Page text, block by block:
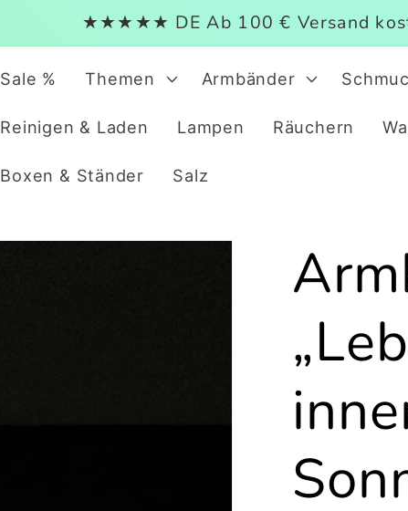
★★★★★ DE Ab 100 € Versand
Sale % Themen Armbänder
Reinigen & Laden Lampen Räuchern
Boxen & Ständer Salz